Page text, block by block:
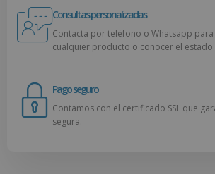
Consultas personalizadas
Contacta por teléfono o Whatsapp
cualquier producto o conocer el
Pago seguro
Contamos con el certificado SSL que
segura.